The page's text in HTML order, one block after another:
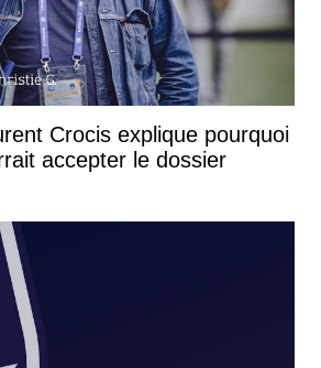
Crocis explique pourquoi
accepter le dossier